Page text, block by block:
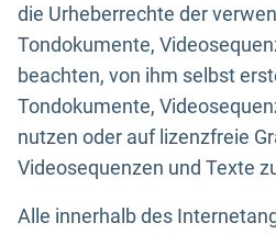
die Urheberrechte der
Tondokumente,
beachten, von ihm selbst
Tondokumente,
nutzen oder auf lizenzfreie
Videosequenzen und Texte
Alle innerhalb des